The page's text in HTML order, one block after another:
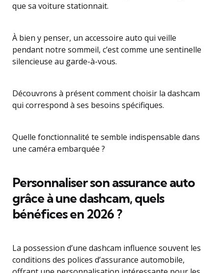
que sa voiture stationnait.
À bien y penser, un accessoire auto qui veille
pendant notre sommeil, c’est comme une sentinelle
silencieuse au garde-à-vous.
Découvrons à présent comment choisir la dashcam
qui correspond à ses besoins spécifiques.
Quelle fonctionnalité te semble indispensable dans
une caméra embarquée ?
Personnaliser son assurance auto
grâce à une dashcam, quels
bénéfices en 2026 ?
La possession d’une dashcam influence souvent les
conditions des polices d’assurance automobile,